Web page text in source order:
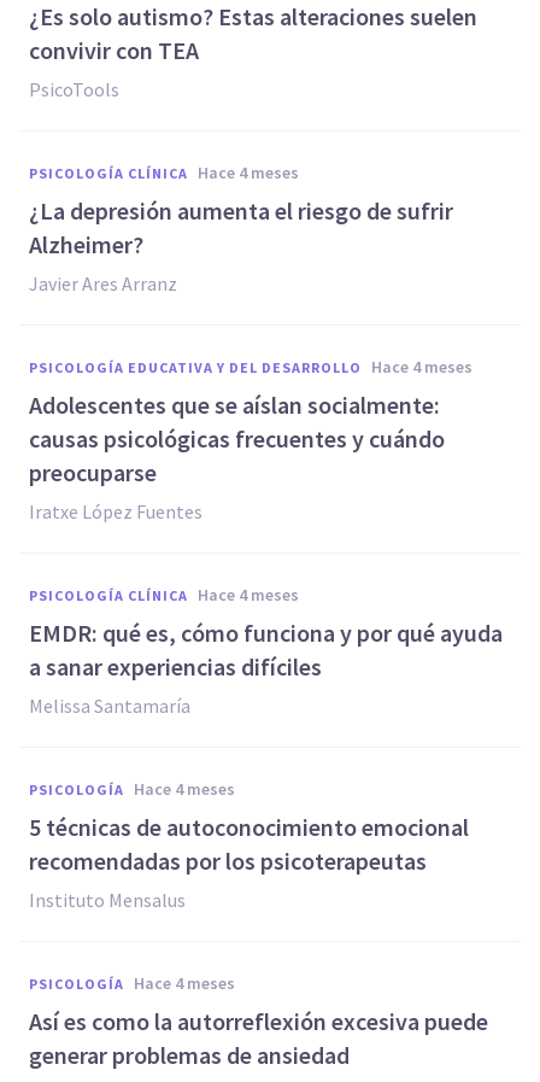
¿Es solo autismo? Estas alteraciones suelen
convivir con TEA
PsicoTools
PSICOLOGÍA CLÍNICA hace 4 meses
¿La depresión aumenta el riesgo de sufrir
Alzheimer?
Javier Ares Arranz
PSICOLOGÍA EDUCATIVA Y DEL DESARROLLO hace 4 meses
Adolescentes que se aíslan socialmente:
causas psicológicas frecuentes y cuándo
preocuparse
Iratxe López Fuentes
PSICOLOGÍA CLÍNICA hace 4 meses
EMDR: qué es, cómo funciona y por qué ayuda
a sanar experiencias difíciles
Melissa Santamaría
PSICOLOGÍA hace 4 meses
5 técnicas de autoconocimiento emocional
recomendadas por los psicoterapeutas
Instituto Mensalus
PSICOLOGÍA hace 4 meses
Así es como la autorreflexión excesiva puede
generar problemas de ansiedad